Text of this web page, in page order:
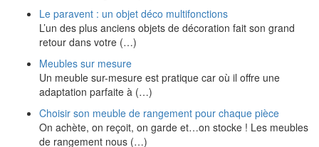
Le paravent : un objet déco multifonctions
L’un des plus anciens objets de décoration fait son grand
retour dans votre (…)
Meubles sur mesure
Un meuble sur-mesure est pratique car où il offre une
adaptation parfaite à (…)
Choisir son meuble de rangement pour chaque pièce
On achète, on reçoit, on garde et…on stocke ! Les meubles
de rangement nous (…)